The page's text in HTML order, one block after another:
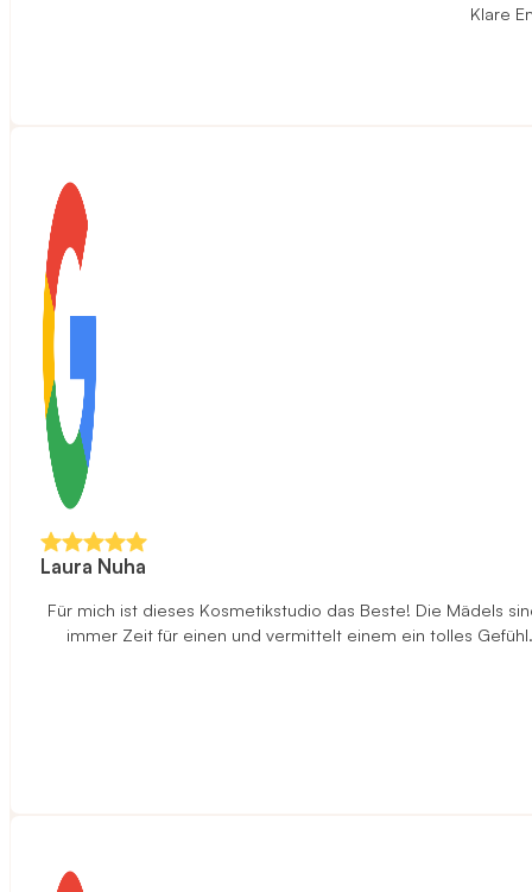
Klare
Laura Nuha
Für mich ist dieses Kosmetikstudio das Beste! Die Mädels
immer Zeit für einen und vermittelt einem ein tolles